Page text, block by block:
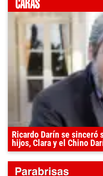
Ricardo Darín se sinceró
hijos, Clara y el Chino